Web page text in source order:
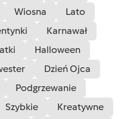
Wiosna
Lato
Karnawał
Halloween
Dzień Ojca
Podgrzewanie
Szybkie
Kreatywne